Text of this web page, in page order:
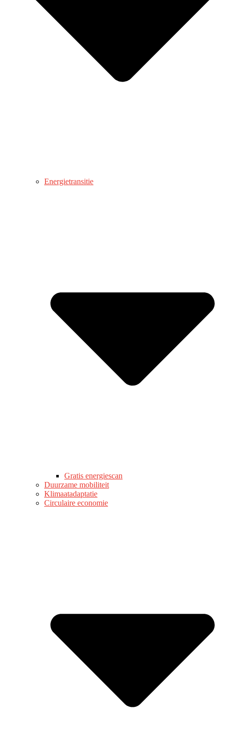
Energietransitie
Gratis energiescan
Duurzame mobiliteit
Klimaatadaptatie
Circulaire economie